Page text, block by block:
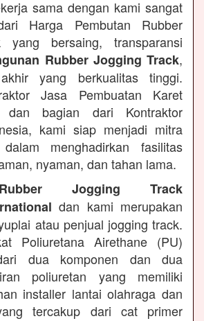
sama dengan kami sangat
Harga Pembutan Rubber
yang bersaing, transparansi
Rubber Jogging Track,
yang berkualitas tinggi.
Jasa Pembuatan Karet
dan bagian dari Kontraktor
kami siap menjadi mitra
menghadirkan fasilitas
nyaman, dan tahan lama.
Jogging Track
dan kami merupakan
atau penjual jogging track.
Poliuretana Airethane (PU)
dua komponen dan dua
poliuretan yang memiliki
installer lantai olahraga dan
tercakup dari cat primer